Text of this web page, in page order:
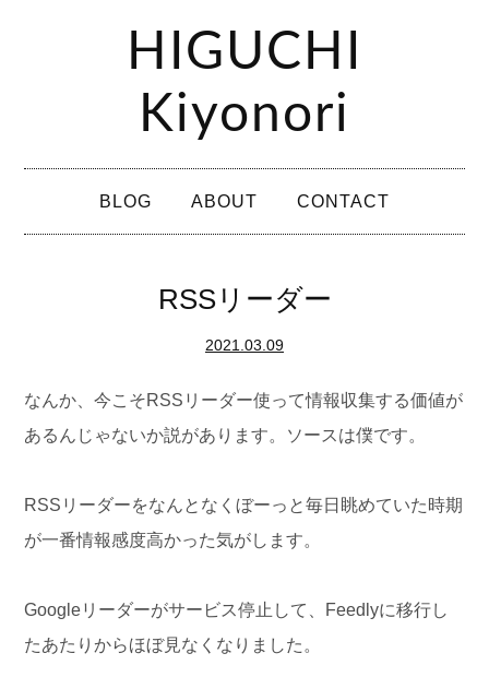
HIGUCHI
Kiyonori
イ
ー
BLOG ABOUT CONTACT
RSSリーダー
2021.03.09
なんか、今こそRSSリーダー使って情報収集する価値が
あるんじゃないか説があります。ソースは僕です。
RSSリーダーをなんとなくぼーっと毎日眺めていた時期
が一番情報感度高かった気がします。
Googleリーダーがサービス停止して、Feedlyに移行し
たあたりからほぼ見なくなりました。